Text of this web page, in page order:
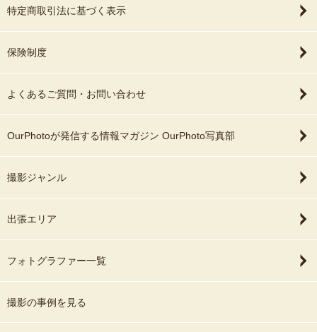
特定商取引法に基づく表示
保険制度
よくあるご質問・お問い合わせ
OurPhotoが発信する情報マガジン OurPhoto写真部
撮影ジャンル
出張エリア
フォトグラファー一覧
撮影の事例を見る